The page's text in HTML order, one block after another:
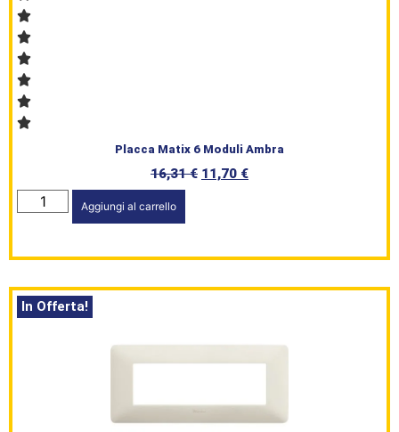
Placca Matix 6 Moduli Ambra
16,31€ 11,70 €
Aggiungi al carrello
In Offerta!